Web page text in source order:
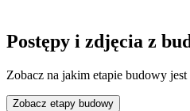
Postępy i zdjęcia z
Zobacz na jakim etapie budowy
Zobacz etapy budowy